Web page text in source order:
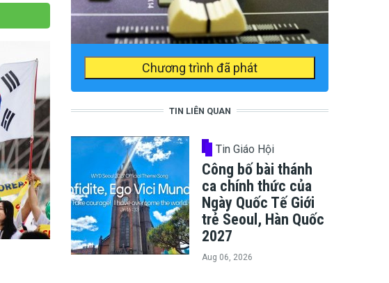
Chương trình đã phát
TIN LIÊN QUAN
Tin Giáo Hội
Công bố bài thánh
ca chính thức của
Ngày Quốc Tế Giới
trẻ Seoul, Hàn Quốc
2027
Aug 06, 2026